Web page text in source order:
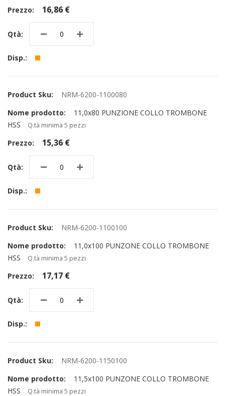
16,86 €
NRM-6200-1100080
11,0x80 PUNZIONE COLLO TROMBONE
HSS
Q.tà minima 5 pezzi
15,36 €
NRM-6200-1100100
11,0x100 PUNZONE COLLO TROMBONE
HSS
Q.tà minima 5 pezzi
17,17 €
NRM-6200-1150100
11,5x100 PUNZONE COLLO TROMBONE
HSS
Q.tà minima 5 pezzi